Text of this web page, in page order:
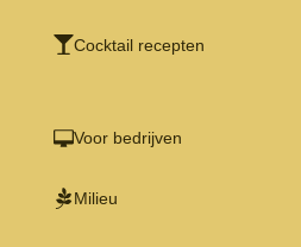
Cocktail recepten
Voor bedrijven
Milieu